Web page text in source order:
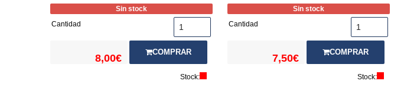
Sin stock
Cantidad
8,00€
COMPRAR
Stock:
Sin stock
Cantidad
7,50€
COMPRAR
Stock: